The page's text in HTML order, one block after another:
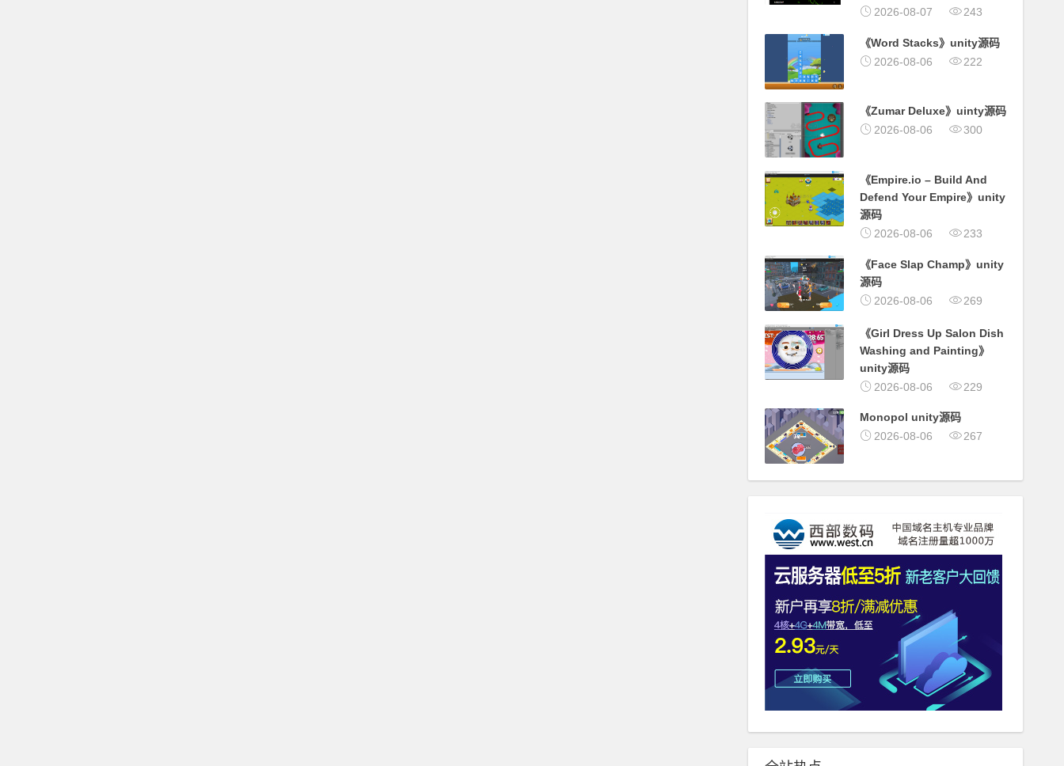
2026-08-07
243
《Word Stacks》unity源码
2026-08-06
222
《Zumar Deluxe》uinty源码
2026-08-06
300
《Empire.io – Build And
Defend Your Empire》unity
源码
2026-08-06
233
《Face Slap Champ》unity
源码
2026-08-06
269
《Girl Dress Up Salon Dish
Washing and Painting》
unity源码
2026-08-06
229
Monopol unity源码
2026-08-06
267